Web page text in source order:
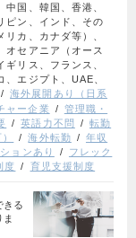
国、韓国、香港、
ピン、インド、その
カ、カナダ等）、
オセアニア（オース
ギリス、フランス、
、エジプト、UAE、
海外展開あり（日系
ャー企業
管理職・
英語力不問
転勤
海外転勤
年収
ョンあり
フレック
度 育児支援制度
きる
ま